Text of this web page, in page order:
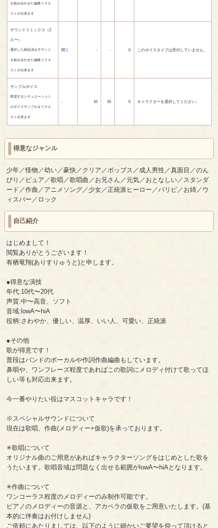
を組み合わせた編集リクエ
ストが出来ます
サウンドリミックス（2
人〜）
選択した納品済みサウンド
を組み合わせた編集リクエ
ストが出来ます
聞く - - 0 このボイスタイプは受付していません。
サンプルボイス
希望するシチュエーション
のボイスサンプルをリクエ
スト出来ます
- 10 50 0 キャラクターを選択してください。
得意なジャンル
少年／怪物／幼い／豪快／クリア／ポップス／成人男性／真面目／のん
びり／ピュア／歌唱／歌唱曲／お兄さん／元気／おとなしい／スタンダ
ード／作曲／アニメソング／少女／正統派ヒーロー／パリピ／お姉／ウ
ィスパー／ロック
自己紹介
はじめまして！
閲覧ありがとうございます！
有栖竜翔(ありすりゅうと)と申します。
●得意な演技
年代:10代〜20代
声質:中〜高音、ソフト
音域:lowA〜hiA
役柄:さわやか、優しい、温厚、いい人、可愛い、正統派
●その他
歌が得意です！
普段はバンドのボーカルや作詞作曲編曲もしています。
鼻唄や、ワンフレーズ程度であればこの歌詞にメロディ付けて歌ってほ
しい等も対応出来ます。
今一番やりたい役はマスコットキャラです！
※スペシャルサウンドについて
現在は歌唱、作曲(メロディー+仮歌)を承っております。
✳︎歌唱について
オリジナル曲のご用意があればキャラクターソングをはじめとした歌を
うたいます。歌唱音域は問題なく出せる範囲がlowA〜hiAとなります。
✳︎作曲について
ワンコーラス程度のメロディーのみ制作可能です。
ピアノのメロディーの音源と、アカペラの仮歌をご用意いたします。(基
本的に伴奏はお付けしません)
ご依頼にあたりましては、以下のように細かいご要望を仰って頂けると